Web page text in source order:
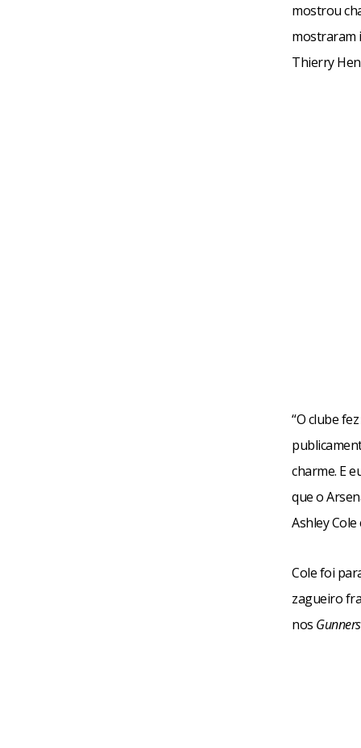
mostrou
mostraram
Thierry
“O clube
charme. E
que o
Ashley
Cole foi
zagueiro
nos Gunners